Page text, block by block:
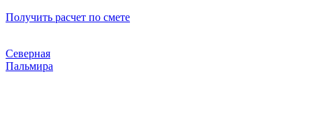
Получить расчет по смете
Северная
Пальмира